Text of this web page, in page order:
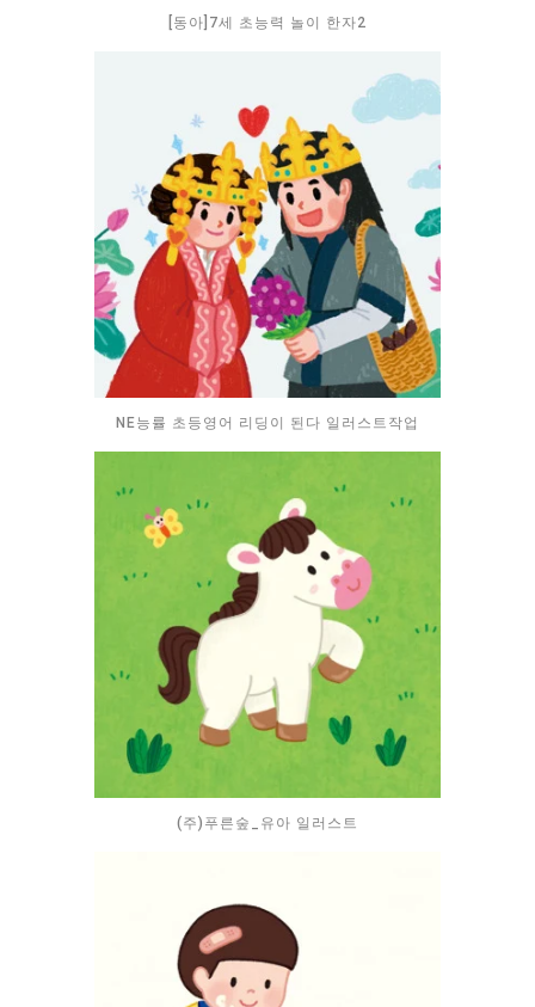
[동아]7세 초능력 놀이 한자2
NE능률 초등영어 리딩이 된다 일러스트작업
(주)푸른숲_유아 일러스트